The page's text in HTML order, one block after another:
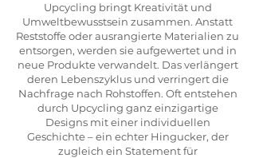
​Upcycling bringt Kreativität und
Umweltbewusstsein zusammen. Anstatt
Reststoffe oder ausrangierte Materialien zu
entsorgen, werden sie aufgewertet und in
neue Produkte verwandelt. Das verlängert
deren Lebenszyklus und verringert die
Nachfrage nach Rohstoffen. Oft entstehen
durch Upcycling ganz einzigartige
Designs mit einer individuellen
Geschichte – ein echter Hingucker, der
zugleich ein Statement für